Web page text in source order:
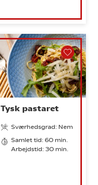
Tysk pastaret
Sværhedsgrad: Nem
Samlet tid: 60 min.
Arbejdstid: 30 min.